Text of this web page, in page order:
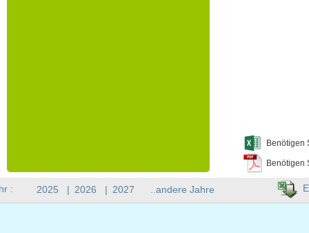
Benötigen
Benötigen
: 2025 | 2026 | 2027 ..andere Jahre